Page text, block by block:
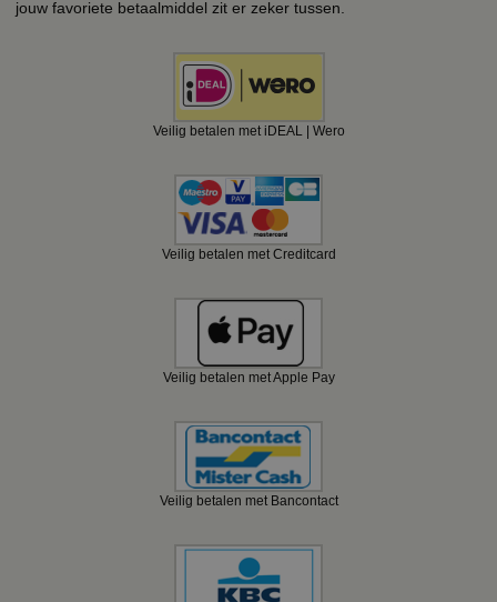
jouw favoriete betaalmiddel zit er zeker tussen.
Veilig betalen met iDEAL | Wero
Veilig betalen met Creditcard
Veilig betalen met Apple Pay
Veilig betalen met Bancontact